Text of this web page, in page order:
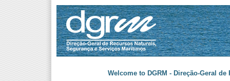
Welcome to DGRM - Direção-Geral